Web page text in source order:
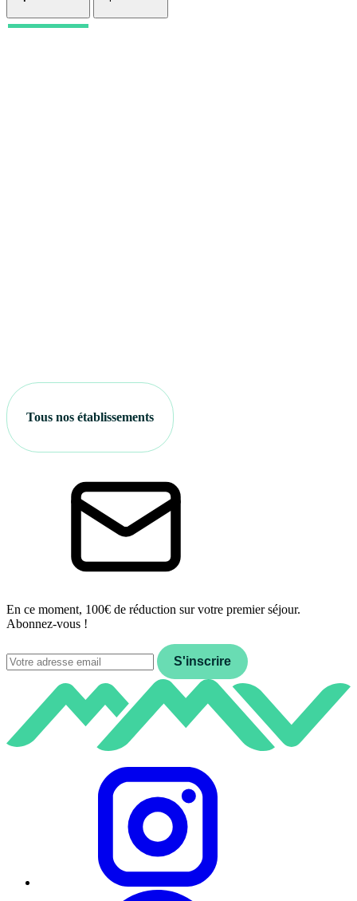
Tous nos établissements
En ce moment, 100€ de réduction sur votre premier séjour.
Abonnez-vous !
S'inscrire